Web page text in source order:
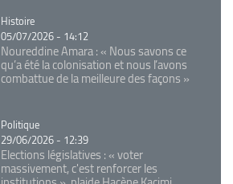
Catégorie
Histoire
05/07/2026 - 14:12
Noureddine Amara : « Nous savons ce
qu’a été la colonisation et nous l’avons
combattue de la meilleure des façons »
Catégorie
Politique
29/06/2026 - 12:39
Elections législatives : « voter
massivement, c'est renforcer les